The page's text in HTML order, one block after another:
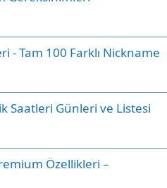
- Tam 100 Farklı Nickname
Saatleri Günleri ve Listesi
Özellikleri –